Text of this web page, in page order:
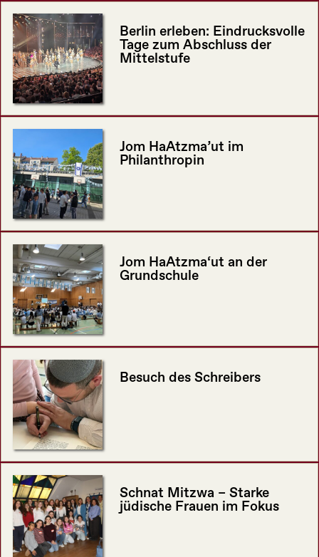
Berlin erleben: Eindrucksvolle
Tage zum Abschluss der
Mittelstufe
Jom HaAtzma’ut im
Philanthropin
Jom HaAtzma‘ut an der
Grundschule
Besuch des Schreibers
Schnat Mitzwa – Starke
jüdische Frauen im Fokus